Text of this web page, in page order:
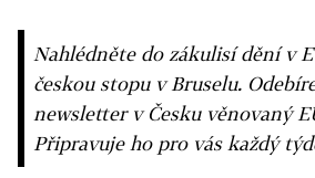
Nahlédněte do zákulisí dění v
českou stopu v Bruselu.
newsletter v Česku věnovaný
Připravuje ho pro vás každý